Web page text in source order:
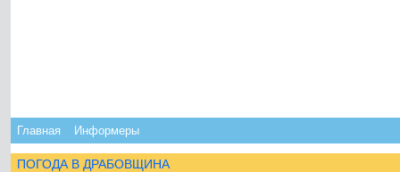
Главная Информеры
ПОГОДА В ДРАБОВЩИНА